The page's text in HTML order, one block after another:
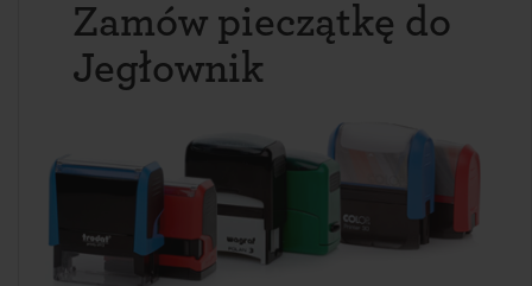
Zamów pieczątkę do
Jegłownik